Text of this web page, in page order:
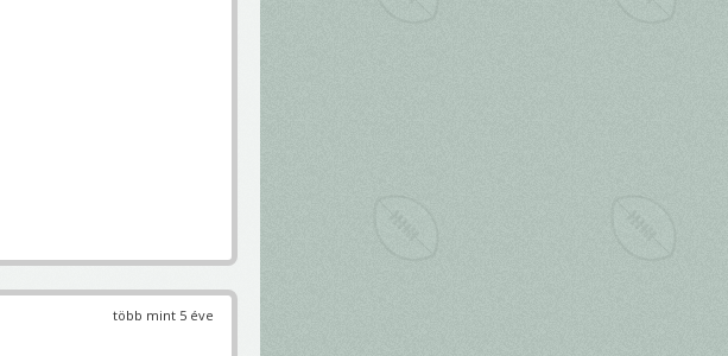
több mint 5 éve